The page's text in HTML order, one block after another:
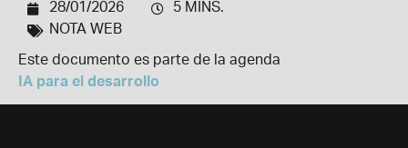
Este documento es parte de la agenda
IA para el desarrollo
28/01/2026
5 MINS.
NOTA WEB